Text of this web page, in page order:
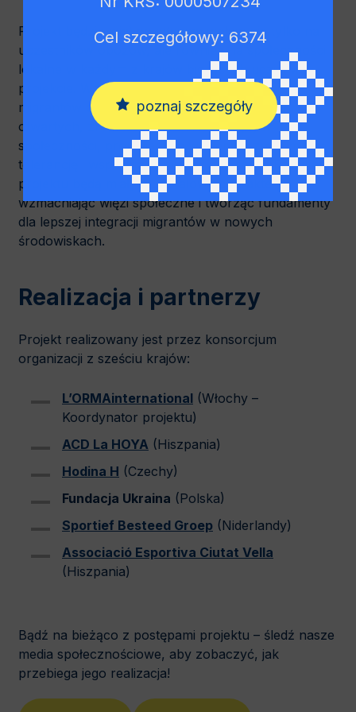
Projekt będzie miał pozytywny wpływ nie tylko na
uczestników obozów, ale również na społeczności
lokalne w każdym z krajów biorących udział w
projekcie. Wspierać będzie proces integracji
migrantów oraz przyczyni się do budowania
otwartych, zróżnicowanych i inkluzyjnych
społeczności, promujących wzajemne zrozumienie,
tolerancję i współpracę międzykulturową. Rezultaty
projektu będą miały długofalowy charakter,
wzmacniając więzi społeczne i tworząc fundamenty
dla lepszej integracji migrantów w nowych
środowiskach.
Realizacja i partnerzy
Projekt realizowany jest przez konsorcjum
organizacji z sześciu krajów:
L’ORMAinternational (Włochy –
Koordynator projektu)
ACD La HOYA (Hiszpania)
Hodina H (Czechy)
Fundacja Ukraina (Polska)
Sportief Besteed Groep (Niderlandy)
Associació Esportiva Ciutat Vella
(Hiszpania)
Bądź na bieżąco z postępami projektu – śledź nasze
media społecznościowe, aby zobaczyć, jak
przebiega jego realizacja!
Cel szczegółowy: 6374
poznaj szczegóły